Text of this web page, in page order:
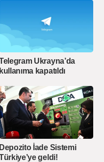
Ukrayna’da
kullanıma kapatıldı
Depozito İade Sistemi
geldi!